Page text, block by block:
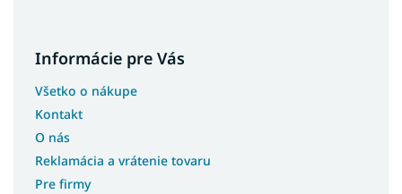
Informácie pre Vás
Všetko o nákupe
Kontakt
O nás
Reklamácia a vrátenie tovaru
Pre firmy